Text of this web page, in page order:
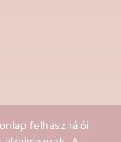
felhasználói